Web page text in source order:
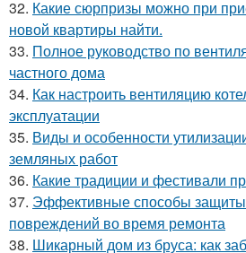
32. Какие сюрпризы можно при
новой квартиры найти.
33. Полное руководство по
частного дома
34. Как настроить вентиляцию
эксплуатации
35. Виды и особенности
земляных работ
36. Какие традиции и фестивали
37. Эффективные способы защиты
повреждений во время ремонта
38. Шикарный дом из бруса: как